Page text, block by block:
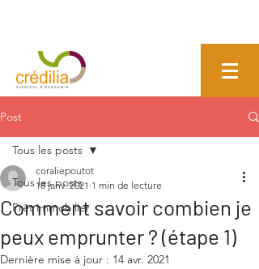
Post
Tous les posts
Prêt immobilier
Tous les posts
Comment savoir combien je
peux emprunter ? (étape 1)
coraliepoutot
18 janv. 2021 1 min de lecture
Dernière mise à jour : 14 avr. 2021